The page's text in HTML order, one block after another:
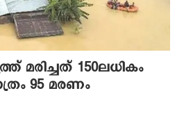
മരിച്ചത് 150ലധികം
95 മരണം